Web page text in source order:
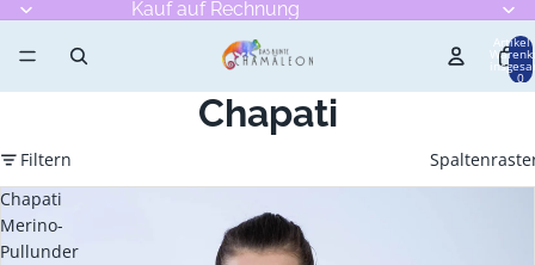
Kauf auf Rechnung
Artikel
0
Chapati
Filtern
Chapati
Merino-
Pullunder